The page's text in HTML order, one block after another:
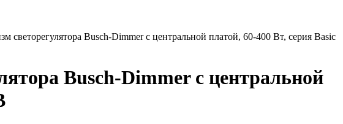
светорегулятора Busch-Dimmer с центральной платой, 60-400 Вт, серия Basic
Busch-Dimmer с центральной